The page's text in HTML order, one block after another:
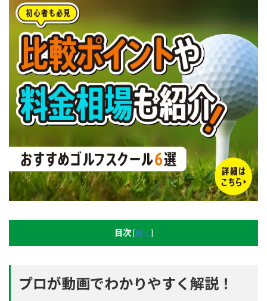
目次 [開く ]
プロが動画でわかりやすく解説！